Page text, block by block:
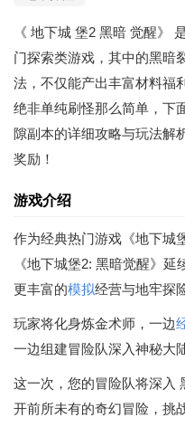
《 地下城 堡2 黑暗 觉醒》
门探索类游戏，其中的黑暗
法，不仅能产出丰富材料福
绝非单纯刷怪那么简单，下
隙副本的详细攻略与玩法解
奖励！
游戏介绍
作为经典热门游戏《地下城
《地下城堡2: 黑暗觉醒》
更丰富的模拟经营与地牢探
玩家将化身炼金术师，一边
一边组建冒险队深入神秘大
这一次，您的冒险队将深入
开前所未有的奇幻冒险，挑